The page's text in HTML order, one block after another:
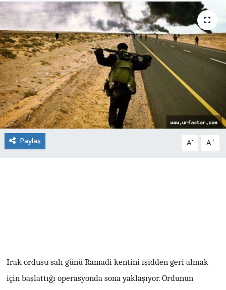
Paylaş A- A+
Irak ordusu salı günü Ramadi kentini ışidden geri almak
için başlattığı operasyonda sona yaklaşıyor. Ordunun